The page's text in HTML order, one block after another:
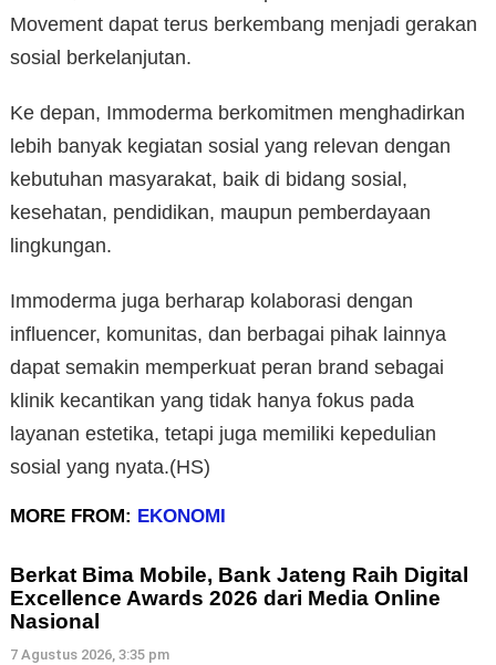
Movement dapat terus berkembang menjadi gerakan
sosial berkelanjutan.
Ke depan, Immoderma berkomitmen menghadirkan
lebih banyak kegiatan sosial yang relevan dengan
kebutuhan masyarakat, baik di bidang sosial,
kesehatan, pendidikan, maupun pemberdayaan
lingkungan.
Immoderma juga berharap kolaborasi dengan
influencer, komunitas, dan berbagai pihak lainnya
dapat semakin memperkuat peran brand sebagai
klinik kecantikan yang tidak hanya fokus pada
layanan estetika, tetapi juga memiliki kepedulian
sosial yang nyata.(HS)
MORE FROM: EKONOMI
Berkat Bima Mobile, Bank Jateng Raih Digital
Excellence Awards 2026 dari Media Online
Nasional
7 Agustus 2026, 3:35 pm